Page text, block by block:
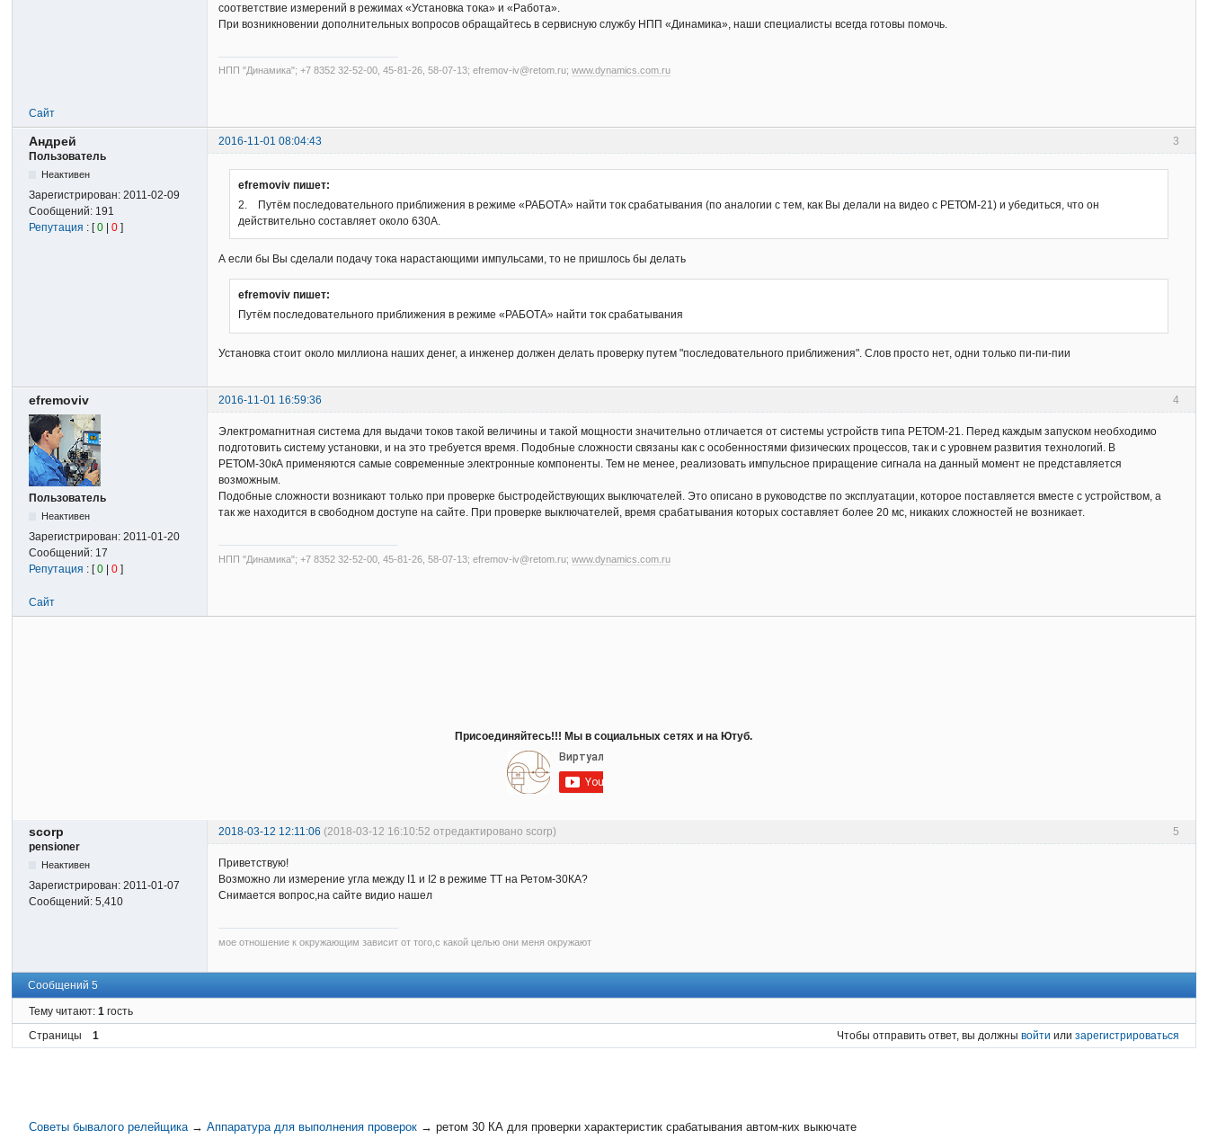
соответствие измерений в режимах «Установка тока» и «Работа».
При возникновении дополнительных вопросов обращайтесь в сервисную службу НПП «Динамика», наши специалисты всегда готовы помочь.
НПП "Динамика"; +7 8352 32-52-00, 45-81-26, 58-07-13; efremov-iv@retom.ru;www.dynamics.com.ru
Сайт
3
Андрей
2016-11-01 08:04:43
Пользователь
Неактивен
Зарегистрирован:2011-02-09
Сообщений: 191
Репутация : [0 |0 ]
efremoviv пишет:
2. Путём последовательного приближения в режиме «РАБОТА» найти ток срабатывания (по аналогии с тем, как Вы делали на видео с РЕТОМ-21) и убедиться, что он
действительно составляет около 630А.
А если бы Вы сделали подачу тока нарастающими импульсами, то не пришлось бы делать
efremoviv пишет:
Путём последовательного приближения в режиме «РАБОТА» найти ток срабатывания
Установка стоит около миллиона наших денег, а инженер должен делать проверку путем "последовательного приближения". Слов просто нет, одни только пи-пи-пии
4
efremoviv 2016-11-01 16:59:36
Пользователь
Неактивен
Зарегистрирован:2011-01-20
Сообщений: 17
Репутация : [0 |0 ]
Электромагнитная система для выдачи токов такой величины и такой мощности значительно отличается от системы устройств типа РЕТОМ-21. Перед каждым запуском необходимо
подготовить систему установки, и на это требуется время. Подобные сложности связаны как с особенностями физических процессов, так и с уровнем развития технологий. В
РЕТОМ-30кА применяются самые современные электронные компоненты. Тем не менее, реализовать импульсное приращение сигнала на данный момент не представляется
возможным.
Подобные сложности возникают только при проверке быстродействующих выключателей. Это описано в руководстве по эксплуатации, которое поставляется вместе с устройством, а
так же находится в свободном доступе на сайте. При проверке выключателей, время срабатывания которых составляет более 20 мс, никаких сложностей не возникает.
НПП "Динамика"; +7 8352 32-52-00, 45-81-26, 58-07-13; efremov-iv@retom.ru;www.dynamics.com.ru
Сайт
Присоединяйтесь!!! Мы в социальных сетях и на Ютуб.
5
scorp 2018-03-12 12:11:06 (2018-03-12 16:10:52 отредактировано scorp)
pensioner
Неактивен
Зарегистрирован:2011-01-07
Сообщений:5,410
Приветствую!
Возможно ли измерение угла между I1 и I2 в режиме ТТ на Ретом-30КА?
Снимается вопрос,на сайте видио нашел
мое отношение к окружающим зависит от того,с какой целью они меня окружают
Сообщений 5
Тему читают:1 гость
Страницы
1 Чтобы отправить ответ, вы должны войти или зарегистрироваться
Советы бывалого релейщика → Аппаратура для выполнения проверок → ретом 30 КА для проверки характеристик срабатывания автом-ких выкючате